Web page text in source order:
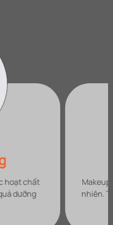
đỉnh, da sáng hồng hào tự
thấu cực nhanh không bị